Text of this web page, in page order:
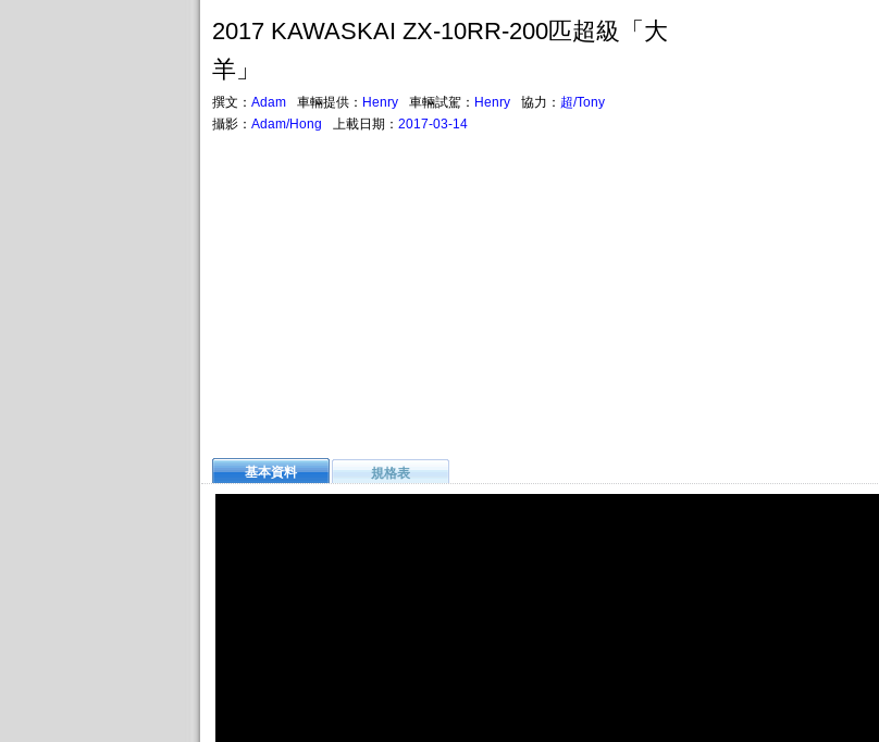
2017 KAWASKAI ZX-10RR-200匹超級「大
羊」
撰文： Adam 車輛提供： Henry 車輛試駕： Henry 協力： 超/Tony
攝影： Adam/Hong 上載日期： 2017-03-14
基本資料 規格表